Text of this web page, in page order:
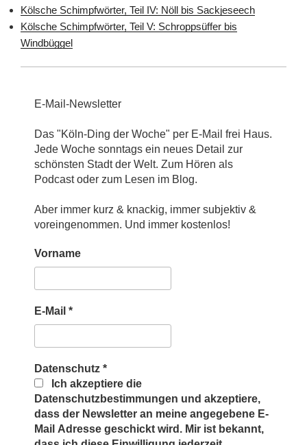
Kölsche Schimpfwörter, Teil IV: Nöll bis Sackjeseech
Kölsche Schimpfwörter, Teil V: Schroppsüffer bis
Windbüggel
E-Mail-Newsletter
Das "Köln-Ding der Woche" per E-Mail frei Haus.
Jede Woche sonntags ein neues Detail zur
schönsten Stadt der Welt. Zum Hören als
Podcast oder zum Lesen im Blog.
Aber immer kurz & knackig, immer subjektiv &
voreingenommen. Und immer kostenlos!
Vorname
E-Mail *
Datenschutz *
Ich akzeptiere die
Datenschutzbestimmungen und akzeptiere,
dass der Newsletter an meine angegebene E-
Mail Adresse geschickt wird. Mir ist bekannt,